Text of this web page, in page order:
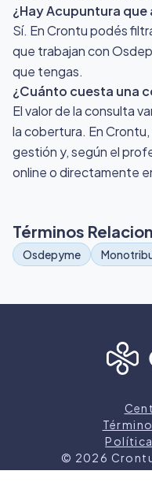
¿Hay Acupuntura
Sí. En Crontu podés
que trabajan con
que tengas.
¿Cuánto cuesta una
El valor de la consulta
la cobertura. En
gestión y, según el
online o directamente
Términos
Osdepyme
© 2026